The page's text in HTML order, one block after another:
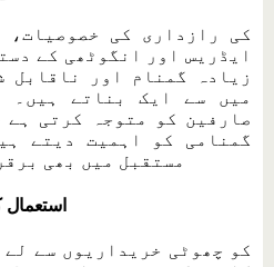
ایڈریس اور انگوٹھی کے
زیادہ گمنام اور ناقابل
میں سے ایک بناتے ہیں۔
صارفین کو متوجہ کرتی ہے
گمنامی کو اہمیت دیتے
مستقبل میں بھی
2.